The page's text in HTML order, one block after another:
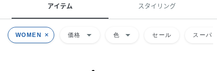
アイテム スタイリング
WOMEN 価格 arrow_drop_down 色 arrow_drop_down セール スーパ